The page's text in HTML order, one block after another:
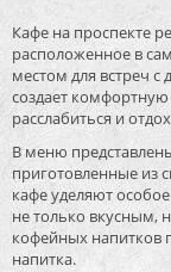
Кафе на проспекте
расположенное в
местом для встреч
создает
расслабиться и
В меню
приготовленные из
кафе уделяют
не только вкусным,
кофейных напитков
напитка.